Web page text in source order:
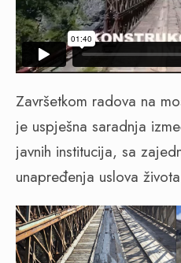
Završetkom radova na
je uspješna saradnja
javnih institucija, sa
unapređenja uslova